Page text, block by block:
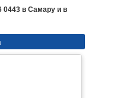
0443 в Самару и в